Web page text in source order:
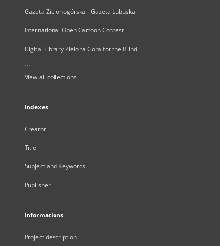
Gazeta Zielonogórska - Gazeta Lubuska
International Open Cartoon Contest
Digital Library Zielona Gora for the Blind
...
View all collections
Indexes
Creator
Title
Subject and Keywords
Publisher
Informations
Project description